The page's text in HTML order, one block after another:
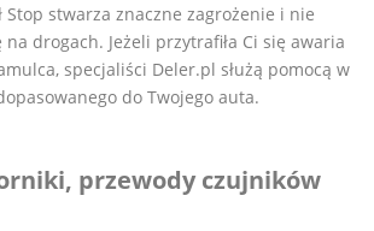
Stop stwarza znaczne zagrożenie i nie
drogach. Jeżeli przytrafiła Ci się awaria
specjaliści Deler.pl służą pomocą w
do Twojego auta.
przewody czujników